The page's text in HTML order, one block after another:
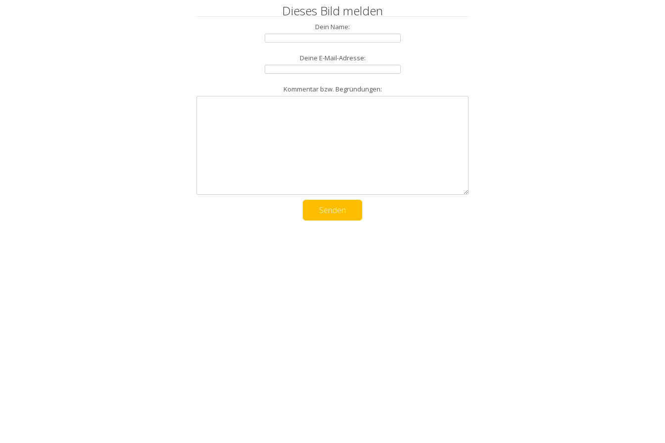
Dieses Bild melden
Dein Name:
Deine E-Mail-Adresse:
Kommentar bzw. Begründungen: